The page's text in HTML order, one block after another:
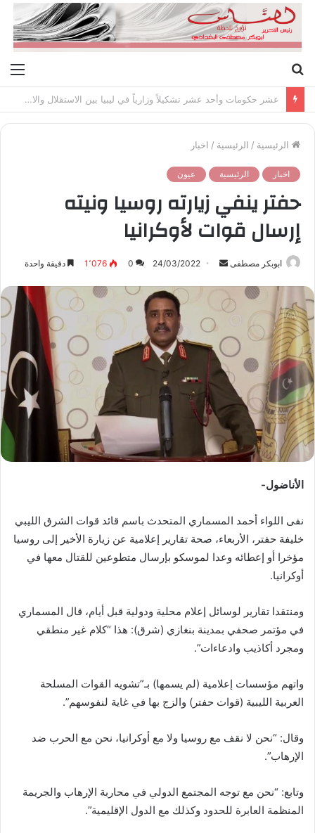
عن
عشر حكومات وأحد عشر تشكيلاً وزارياً في ليبيا بين الاستقلال والانقلاب (1951 – 1969)
الرئيسية / الرئيسية / اخبار
اخبار الرئيسية عيون
حفتر ينفي زيارته روسيا ونيته
إرسال قوات لأوكرانيا
ابوبكر مصطفى
ي
ك
ت
24/03/2022
0 1٬076 دقيقة واحدة
الأناضول-
نفى اللواء أحمد المسماري المتحدث باسم قائد قوات الشرق الليبي
خليفة حفتر، الأربعاء، صحة تقارير إعلامية عن زيارة الأخير إلى روسيا
مؤخرا أو إعطائه وعدا لموسكو بإرسال متطوعين للقتال معها في
أوكرانيا.
ومنتقدا تقارير لوسائل إعلام محلية ودولية قبل أيام، قال المسماري
في مؤتمر صحفي بمدينة بنغازي (شرق): هذا “كلام غير منطقي
ومجرد أكاذيب وادعاءات”.
واتهم مؤسسات إعلامية (لم يسمها) بـ”تشويه القوات المسلحة
العربية الليبية (قوات حفتر) والزج بها في غاية لنفوسهم”.
وقال: “نحن لا نقف مع روسيا ولا مع أوكرانيا، نحن مع الحرب ضد
الإرهاب”.
وتابع: “نحن مع توجه المجتمع الدولي في محاربة الإرهاب والجريمة
المنظمة العابرة للحدود وكذلك مع الدول الإقليمية”.